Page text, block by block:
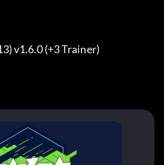
v1.6.0 (+3 Trainer)